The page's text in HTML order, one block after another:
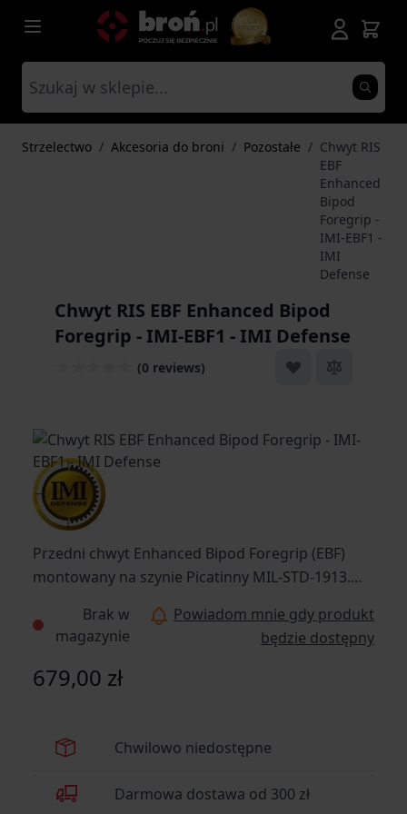
Przejdź do treści
Strzelectwo / Akcesoria do broni / Pozostałe / Chwyt RIS
EBF
Enhanced
Bipod
Foregrip -
IMI-EBF1 -
IMI
Defense
Chwyt RIS EBF Enhanced Bipod
Foregrip - IMI-EBF1 - IMI Defense
(0 reviews)
Przedni chwyt Enhanced Bipod Foregrip (EBF)
montowany na szynie Picatinny MIL-STD-1913.
firmę IMI Defense. Jej produkty zapewniają
łatwość użycia, trwałość i komfort. Wykonany
został z najwyższej jakości lekkiego a zarazem
wytrzymałego polimeru przy użyciu najbardziej
Dodatkowo posiada zewnętrzną, gumową
Cechuje go wytrzymała a zarazem lekka budowa
Brak w
magazynie
Powiadom mnie gdy produkt
będzie dostępny
679,00 zł
Chwilowo niedostępne
Darmowa dostawa od 300 zł